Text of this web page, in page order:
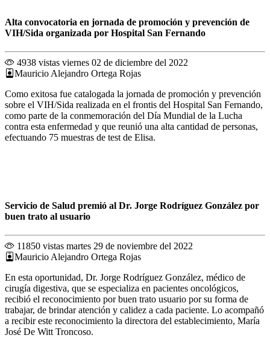
Alta convocatoria en jornada de promoción y prevención de
VIH/Sida organizada por Hospital San Fernando
4938 vistas viernes 02 de diciembre del 2022
Mauricio Alejandro Ortega Rojas
Como exitosa fue catalogada la jornada de promoción y prevención
sobre el VIH/Sida realizada en el frontis del Hospital San Fernando,
como parte de la conmemoración del Día Mundial de la Lucha
contra esta enfermedad y que reunió una alta cantidad de personas,
efectuando 75 muestras de test de Elisa.
Servicio de Salud premió al Dr. Jorge Rodríguez González por
buen trato al usuario
11850 vistas martes 29 de noviembre del 2022
Mauricio Alejandro Ortega Rojas
En esta oportunidad, Dr. Jorge Rodríguez González, médico de
cirugía digestiva, que se especializa en pacientes oncológicos,
recibió el reconocimiento por buen trato usuario por su forma de
trabajar, de brindar atención y calidez a cada paciente. Lo acompañó
a recibir este reconocimiento la directora del establecimiento, María
José De Witt Troncoso.